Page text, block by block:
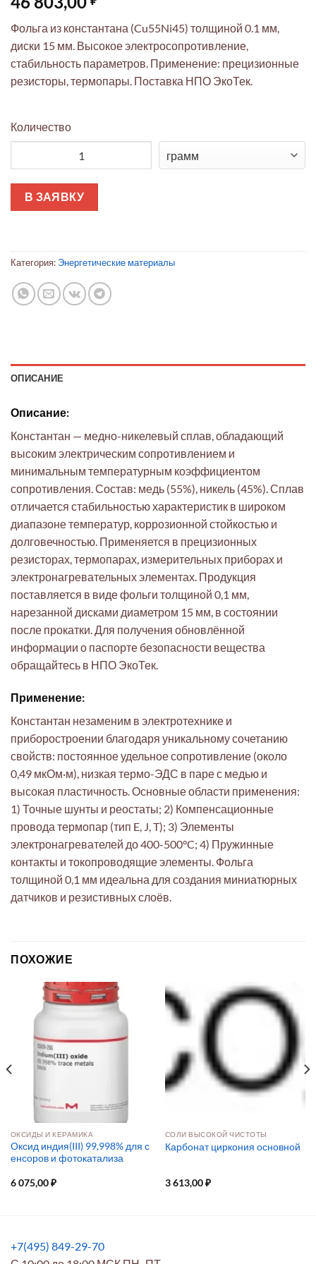
Фольга из константана (Cu55Ni45) толщиной 0.1 мм,
диски 15 мм. Высокое электросопротивление,
стабильность параметров. Применение: прецизионные
резисторы, термопары. Поставка НПО ЭкоТек.
Количество
В ЗАЯВКУ
Категория: Энергетические материалы
ОПИСАНИЕ
Описание:
Константан — медно-никелевый сплав, обладающий
высоким электрическим сопротивлением и
минимальным температурным коэффициентом
сопротивления. Состав: медь (55%), никель (45%). Сплав
отличается стабильностью характеристик в широком
диапазоне температур, коррозионной стойкостью и
долговечностью. Применяется в прецизионных
резисторах, термопарах, измерительных приборах и
электронагревательных элементах. Продукция
поставляется в виде фольги толщиной 0,1 мм,
нарезанной дисками диаметром 15 мм, в состоянии
после прокатки. Для получения обновлённой
информации о паспорте безопасности вещества
обращайтесь в НПО ЭкоТек.
Применение:
Константан незаменим в электротехнике и
приборостроении благодаря уникальному сочетанию
свойств: постоянное удельное сопротивление (около
0,49 мкОм·м), низкая термо-ЭДС в паре с медью и
высокая пластичность. Основные области применения:
1) Точные шунты и реостаты; 2) Компенсационные
провода термопар (тип E, J, T); 3) Элементы
электронагревателей до 400-500°C; 4) Пружинные
контакты и токопроводящие элементы. Фольга
толщиной 0,1 мм идеальна для создания миниатюрных
датчиков и резистивных слоёв.
ПОХОЖИЕ
ОКСИДЫ И КЕРАМИКА
Оксид индия(III) 99,998% для с
енсоров и фотокатализа
6 075,00₽
СОЛИ ВЫСОКОЙ ЧИСТОТЫ
Карбонат циркония основной
3 613,00₽
+7(495) 849-29-70